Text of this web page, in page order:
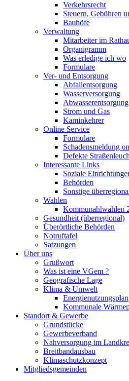
Verkehrsrecht
Steuern, Gebühren
Bauhöfe
Verwaltung
Mitarbeiter im
Organigramm
Was erledige ich wo
Formulare
Ver- und Entsorgung
Abfallentsorgung
Wasserversorgung
Abwasserentsorgung
Strom und Gas
Kaminkehrer
Online Service
Formulare
Schadensmeldung
Defekte
Interessante Links
Soziale
Behörden
Sonstige
Wahlen
Kommunahlwahlen
Gesundheit (überregional)
Überörtliche Behörden
Notruftafel
Satzungen
Über uns
Grußwort
Was ist eine VGem ?
Geografische Lage
Klima & Umwelt
Energienutzungsplan
Kommunale
Standort & Gewerbe
Grundstücke
Gewerbeverband
Nahversorgung im
Breitbandausbau
Klimaschutzkonzept
Mitgliedsgemeinden